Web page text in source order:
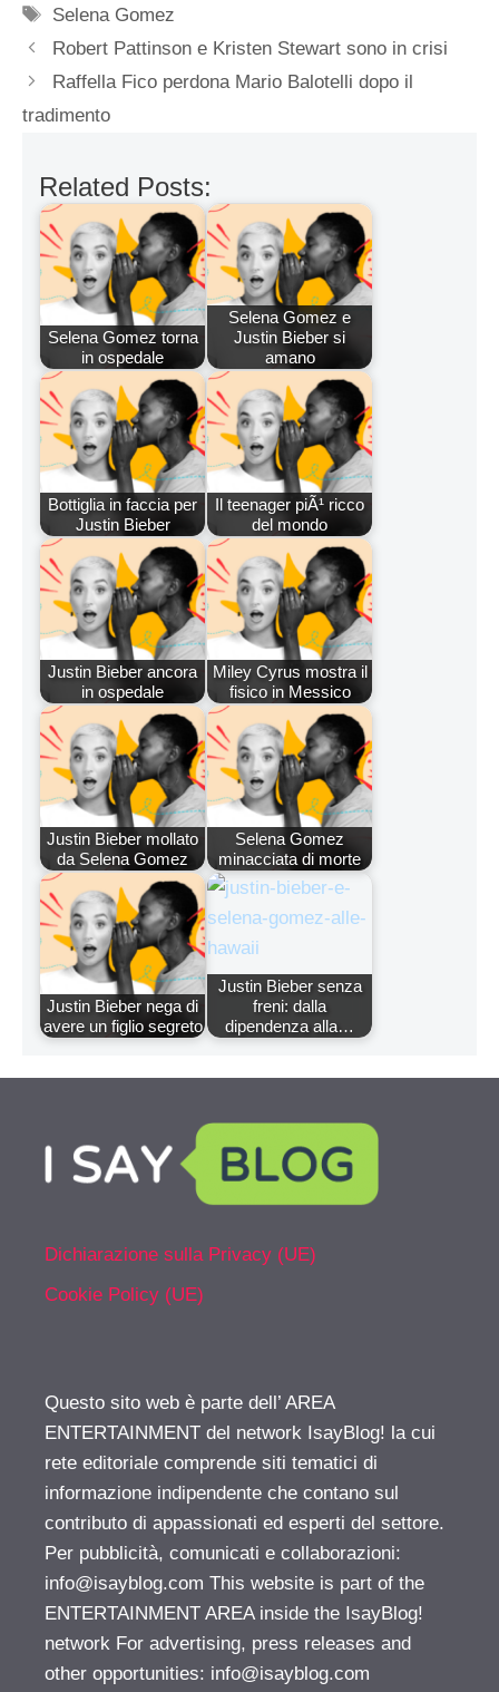
Tag
Selena Gomez
Robert Pattinson e Kristen Stewart sono in crisi
Raffella Fico perdona Mario Balotelli dopo il
tradimento
Related Posts:
Selena Gomez torna
in ospedale
Selena Gomez e
Justin Bieber si
amano
Bottiglia in faccia per
Justin Bieber
Il teenager piÃ¹ ricco
del mondo
Justin Bieber ancora
in ospedale
Miley Cyrus mostra il
fisico in Messico
Justin Bieber mollato
da Selena Gomez
Selena Gomez
minacciata di morte
Justin Bieber nega di
avere un figlio segreto
Justin Bieber senza
freni: dalla
dipendenza alla…
Dichiarazione sulla Privacy (UE)
Cookie Policy (UE)
Questo sito web è parte dell’ AREA
ENTERTAINMENT del network IsayBlog! la cui
rete editoriale comprende siti tematici di
informazione indipendente che contano sul
contributo di appassionati ed esperti del settore.
Per pubblicità, comunicati e collaborazioni:
info@isayblog.com This website is part of the
ENTERTAINMENT AREA inside the IsayBlog!
network For advertising, press releases and
other opportunities: info@isayblog.com